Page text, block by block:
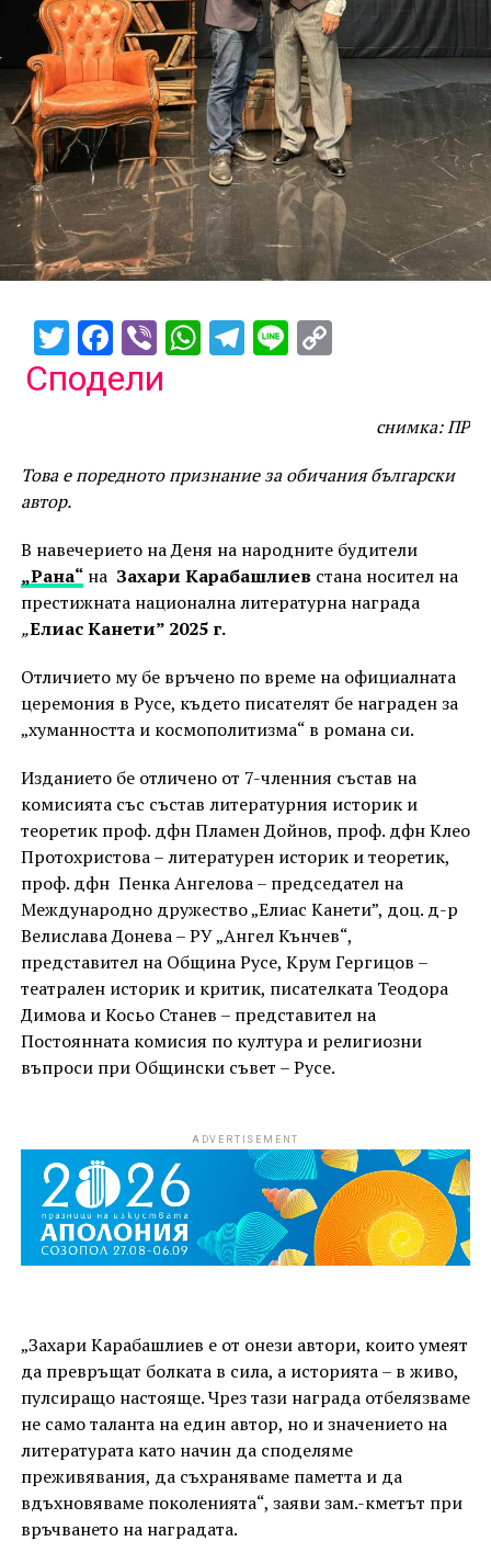
Twitter
Facebook
ViberWhatsApp
Telegram
LineCopy
Сподели
снимка: ПР
Това е поредното признание за обичания български
автор.
В навечерието на Деня на народните будители
„Рана“на Захари Карабашлиев стана носител на
престижната национална литературна награда
„Елиас Канети” 2025 г.
Отличието му бе връчено по време на официалната
церемония в Русе, където писателят бе награден за
„хуманността и космополитизма“ в романа си.
Изданието бе отличено от 7-членния състав на
комисията със състав литературния историк и
теоретик проф. дфн Пламен Дойнов, проф. дфн Клео
Протохристова – литературен историк и теоретик,
проф. дфн Пенка Ангелова – председател на
Международно дружество „Елиас Канети”, доц. д-р
Велислава Донева – РУ „Ангел Кънчев“,
представител на Община Русе, Крум Гергицов –
театрален историк и критик, писателката Теодора
Димова и Косьо Станев – представител на
Постоянната комисия по култура и религиозни
въпроси при Общински съвет – Русе.
ADVERTISEMENT
„Захари Карабашлиев е от онези автори, които умеят
да превръщат болката в сила, а историята – в живо,
пулсиращо настояще. Чрез тази награда отбелязваме
не само таланта на един автор, но и значението на
литературата като начин да споделяме
преживявания, да съхраняваме паметта и да
вдъхновяваме поколенията“, заяви зам.-кметът при
връчването на наградата.